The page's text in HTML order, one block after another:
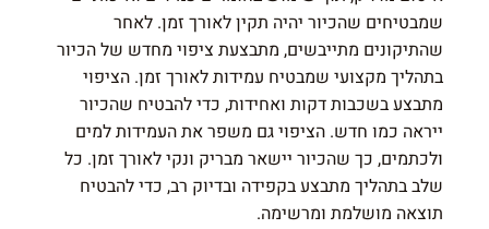
שמבטיחים שהכיור יהיה תקין לאורך זמן. לאחר
שהתיקונים מתייבשים, מתבצעת ציפוי מחדש של הכיור
בתהליך מקצועי שמבטיח עמידות לאורך זמן. הציפוי
מתבצע בשכבות דקות ואחידות, כדי להבטיח שהכיור
ייראה כמו חדש. הציפוי גם משפר את העמידות למים
ולכתמים, כך שהכיור יישאר מבריק ונקי לאורך זמן. כל
שלב בתהליך מתבצע בקפידה ובדיוק רב, כדי להבטיח
תוצאה מושלמת ומרשימה.